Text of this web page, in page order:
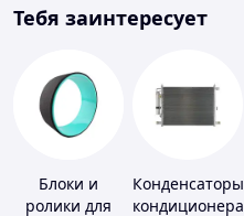
Тебя заинтересует
Блоки и
ролики для
Конденсаторы
кондиционера